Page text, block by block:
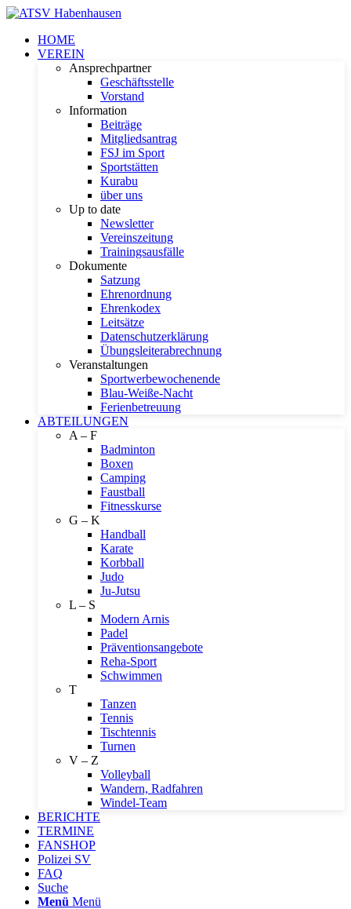
HOME
VEREIN
Ansprechpartner
Geschäftsstelle
Vorstand
Information
Beiträge
Mitgliedsantrag
FSJ im Sport
Sportstätten
Kurabu
über uns
Up to date
Newsletter
Vereinszeitung
Trainingsausfälle
Dokumente
Satzung
Ehrenordnung
Ehrenkodex
Leitsätze
Datenschutzerklärung
Übungsleiterabrechnung
Veranstaltungen
Sportwerbewochenende
Blau-Weiße-Nacht
Ferienbetreuung
ABTEILUNGEN
A – F
Badminton
Boxen
Camping
Faustball
Fitnesskurse
G – K
Handball
Karate
Korbball
Judo
Ju-Jutsu
L – S
Modern Arnis
Padel
Präventionsangebote
Reha-Sport
Schwimmen
T
Tanzen
Tennis
Tischtennis
Turnen
V – Z
Volleyball
Wandern, Radfahren
Windel-Team
BERICHTE
TERMINE
FANSHOP
Polizei SV
FAQ
Suche
Menü Menü